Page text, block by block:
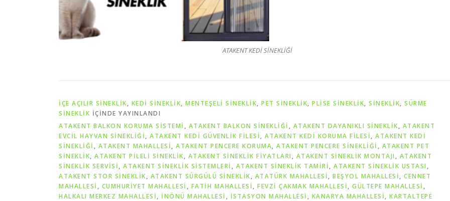
ATAKENT KEDİ SİNEKLİĞİ
İÇE AÇILIR SINEKLIK, KEDI SINEKLIK, MENTEŞELI SINEKLIK, PET SİNEKLIK, PLISE SINEKLIK, SİNEKLİK, SÜRME
SINEKLIK IÇINDE YAYINLANDI
ATAKENT BALKON KORUMA SISTEMI , ATAKENT BALKON SINEKLIĞI , ATAKENT DAYANIKLI SINEKLIK, ATAKENT
EVCIL HAYVAN SINEKLIĞI, ATAKENT KEDI GÜVENLIK FILESI, ATAKENT KEDI KORUMA FILESI, ATAKENT KEDI
SINEKLIĞI , ATAKENT MAHALLESİ, ATAKENT PENCERE KORUMA, ATAKENT PENCERE SINEKLIĞI , ATAKENT PET
SINEKLIK, ATAKENT PILELI SINEKLIK, ATAKENT SINEKLIK FIYATLARI, ATAKENT SINEKLIK MONTAJI, ATAKENT
SINEKLIK SERVISI, ATAKENT SINEKLIK SISTEMLERI , ATAKENT SINEKLIK TAMIRI, ATAKENT SINEKLIK USTASI,
ATAKENT STOR SINEKLIK, ATAKENT SÜRGÜLÜ SINEKLIK, ATATÜRK MAHALLESİ, BEŞYOL MAHALLESİ, CENNET
MAHALLESİ , CUMHURİYET MAHALLESİ , FATİH MAHALLESİ, FEVZİ ÇAKMAK MAHALLESİ, GÜLTEPE MAHALLESİ ,
HALKALI MERKEZ MAHALLESİ, İNÖNÜ MAHALLESİ , İSTASYON MAHALLESİ , KANARYA MAHALLESİ, KARTALTEPE